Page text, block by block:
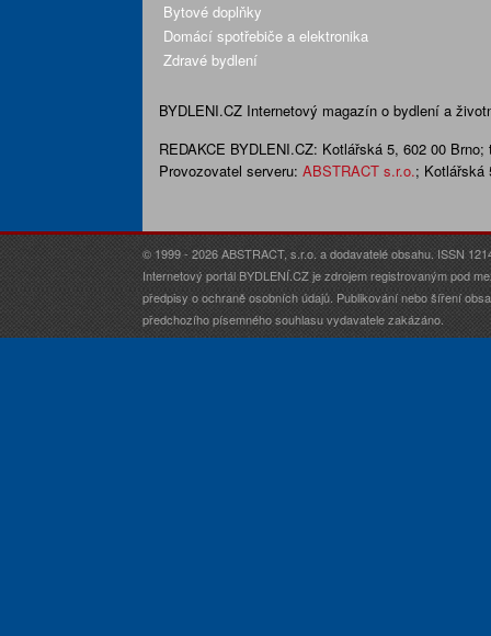
Bytové doplňky
Domácí spotřebiče a elektronika
Zdravé bydlení
BYDLENI.CZ Internetový magazín o bydlení a
REDAKCE BYDLENI.CZ: Kotlářská 5, 602 00 Brno;
Provozovatel serveru: ABSTRACT s.r.o.; Kotlářská
© 1999 - 2026 ABSTRACT, s.r.o. a dodavatelé obsahu. ISSN
Internetový portál BYDLENÍ.CZ je zdrojem registrovaným pod
předpisy o ochraně osobních údajů. Publikování nebo šíření
předchozího písemného souhlasu vydavatele zakázáno.